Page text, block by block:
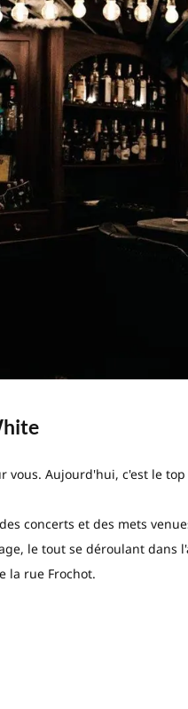
vous. Aujourd'hui, c'est le
concerts et des mets
le tout se déroulant dans
la rue Frochot.